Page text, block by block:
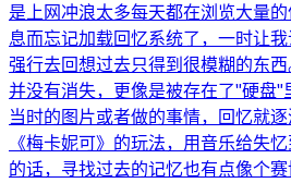
是上网冲浪太多每天都在浏览大量
息而忘记加载回忆系统了，一时让我
强行去回想过去只得到很模糊的东
并没有消失，更像是被存在了"硬盘"
当时的图片或者做的事情，回忆就
《梅卡妮可》的玩法，用音乐给失
的话，寻找过去的记忆也有点像个